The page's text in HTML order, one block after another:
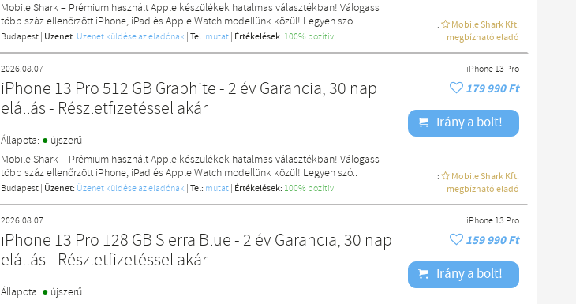
Mobile Shark – Prémium használt Apple készülékek hatalmas választékban! Válogass
több száz ellenőrzött iPhone, iPad és Apple Watch modellünk közül! Legyen szó..
Budapest Üzenet: Üzenet küldése az eladónak Tel: mutat Értékelések: 100% pozítiv
:
Mobile Shark Kft.
megbízható eladó
2026.08.07
iPhone 13 Pro 512 GB Graphite - 2 év Garancia, 30 nap
elállás - Részletfizetéssel akár
Állapota: ● újszerű
Mobile Shark – Prémium használt Apple készülékek hatalmas választékban! Válogass
több száz ellenőrzött iPhone, iPad és Apple Watch modellünk közül! Legyen szó..
Budapest Üzenet: Üzenet küldése az eladónak Tel: mutat Értékelések: 100% pozítiv
iPhone 13 Pro
179 990 Ft
Irány a bolt!
:
Mobile Shark Kft.
megbízható eladó
2026.08.07
iPhone 13 Pro 128 GB Sierra Blue - 2 év Garancia, 30 nap
elállás - Részletfizetéssel akár
Állapota: ● újszerű
iPhone 13 Pro
159 990 Ft
Irány a bolt!